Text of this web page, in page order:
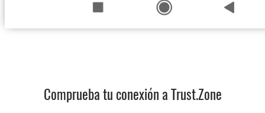
Comprueba tu conexión a Trust.Zone